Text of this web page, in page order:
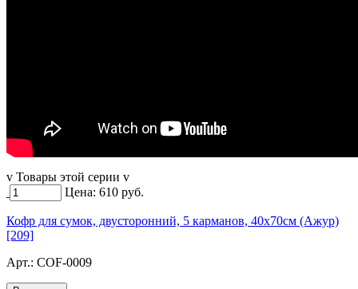
v Товары этой серии v
Цена: 610 руб.
Кофр для сумок, двусторонний, 5 карманов, 40х70см (Ажур)
[209]
Арт.: COF-0009